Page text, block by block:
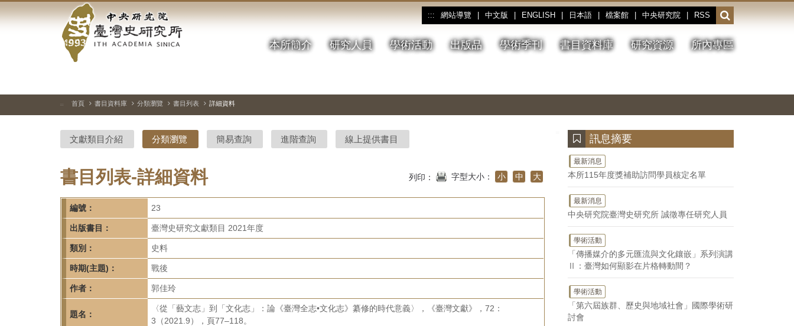
到
中
央
研
院-
臺
灣
史
研
究
所-
首
頁
::: 網站導覽 中文版 ENGLISH 日本語 檔案館 中央研究院 RSS
開
啟
或
收
本所簡介 研究人員 學術活動 出版品 學術季刊 書目資料庫 研究資源 所內專區
停、
圖
圖
結
::: 首頁 書目資料庫 分類瀏覽 書目列表 詳細資料
文獻類目介紹 分類瀏覽 簡易查詢 進階查詢 線上提供書目
書目列表-詳細資料 列印： 字型大小： 小 中 大
編號： 23
出版書目： 臺灣史研究文獻類目 2021年度
類別： 史料
時期(主題)： 戰後
作者： 郭佳玲
題名：
〈從「藝文志」到「文化志」：論《臺灣全志•文化志》纂修的時代意義〉，《臺灣文獻》，72：
3（2021.9），頁77–118。
訊息摘要
最新消息
本所115年度獎補助訪問學員核定名單
最新消息
中央研究院臺灣史研究所 誠徵專任研究人員
學術活動
「傳播媒介的多元匯流與文化鑲嵌」系列演講
Ⅱ：臺灣如何顯影在片格轉動間？
學術活動
「第六屆族群、歷史與地域社會」國際學術研
討會